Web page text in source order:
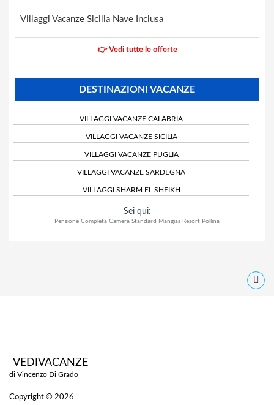
Villaggi Vacanze Sicilia Nave Inclusa
👉 Vedi tutte le offerte
DESTINAZIONI VACANZE
VILLAGGI VACANZE CALABRIA
VILLAGGI VACANZE SICILIA
VILLAGGI VACANZE PUGLIA
VILLAGGI VACANZE SARDEGNA
VILLAGGI SHARM EL SHEIKH
Sei qui:
Pensione Completa Camera Standard Mangias Resort Pollina
VEDIVACANZE
di Vincenzo Di Grado
Copyright © 2026